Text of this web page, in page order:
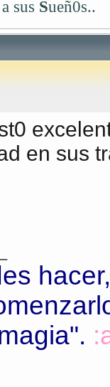
sus Sueñ0s..
en sus
.